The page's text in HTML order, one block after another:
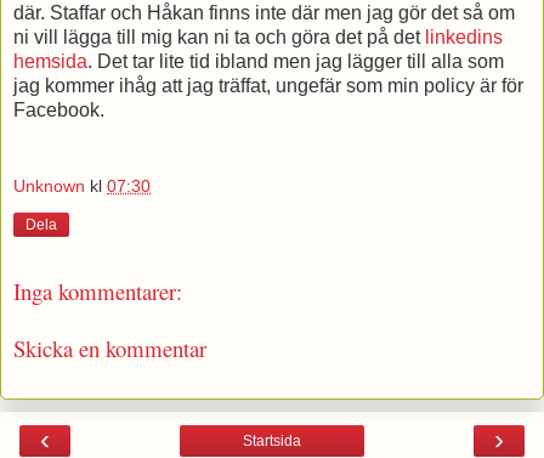
där. Staffar och Håkan finns inte där men jag gör det så om
ni vill lägga till mig kan ni ta och göra det på det linkedins
hemsida. Det tar lite tid ibland men jag lägger till alla som
jag kommer ihåg att jag träffat, ungefär som min policy är för
Facebook.
Unknown kl 07:30
Dela
Inga kommentarer:
Skicka en kommentar
‹ ›
Startsida